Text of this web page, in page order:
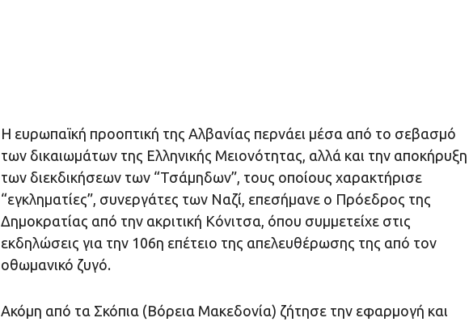
Η ευρωπαϊκή προοπτική της Αλβανίας περνάει μέσα από το σεβασμό
των δικαιωμάτων της Ελληνικής Μειονότητας, αλλά και την αποκήρυξη
των διεκδικήσεων των “Τσάμηδων”, τους οποίους χαρακτήρισε
“εγκληματίες”, συνεργάτες των Ναζί, επεσήμανε ο Πρόεδρος της
Δημοκρατίας από την ακριτική Κόνιτσα, όπου συμμετείχε στις
εκδηλώσεις για την 106η επέτειο της απελευθέρωσης της από τον
οθωμανικό ζυγό.
Ακόμη από τα Σκόπια (Βόρεια Μακεδονία) ζήτησε την εφαρμογή και